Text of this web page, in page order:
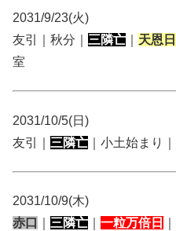
2031/9/23(火)
友引｜秋分｜ 三隣亡 天恩日
室
2031/10/5(日)
友引｜ 三隣亡 ｜小土始まり｜
2031/10/9(木)
赤口
三隣亡 一粒万倍日